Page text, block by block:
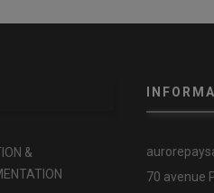
&
70 avenue